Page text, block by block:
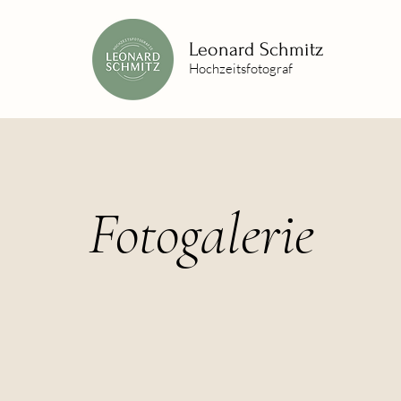
Leonard Schmitz
Hochzeitsfotograf
Fotogalerie